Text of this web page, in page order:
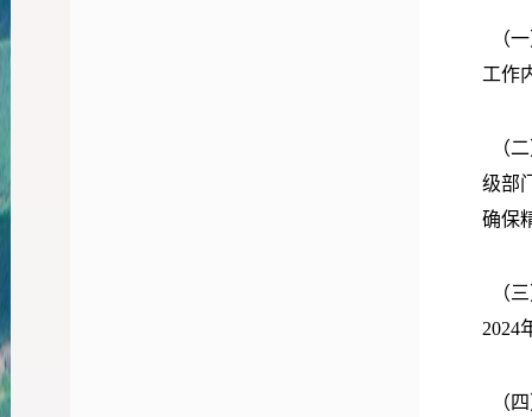
（
工作
（
级部
确保
（
2024
（